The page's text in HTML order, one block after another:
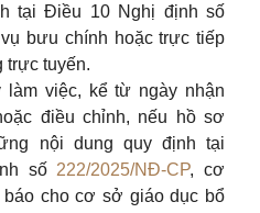
tại Điều 10 Nghị định số
bưu chính hoặc trực tiếp
trực tuyến.
làm việc, kể từ ngày nhận
điều chỉnh, nếu hồ sơ
nội dung quy định tại
số 222/2025/NĐ-CP, cơ
báo cho cơ sở giáo dục bổ